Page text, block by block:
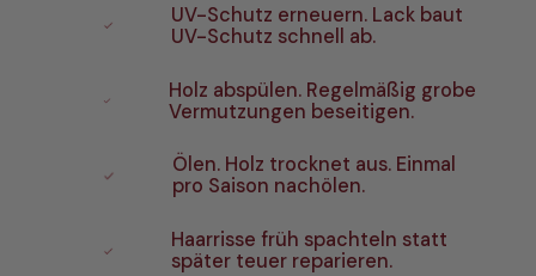
UV-Schutz erneuern. Lack baut
UV-Schutz schnell ab.
Holz abspülen. Regelmäßig grobe
Vermutzungen beseitigen.
Ölen. Holz trocknet aus. Einmal
pro Saison nachölen.
Haarrisse früh spachteln statt
später teuer reparieren.